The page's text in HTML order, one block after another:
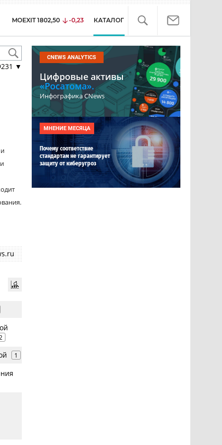
MOEXIT 1802,50 -0,23 КАТАЛОГ
▼
1
CNEWS ANALYTICS
Цифровые активы
«Росатома».
Инфографика CNews
МНЕНИЕ МЕСЯЦА
Почему соответствие
стандартам не гарантирует
защиту от киберугроз